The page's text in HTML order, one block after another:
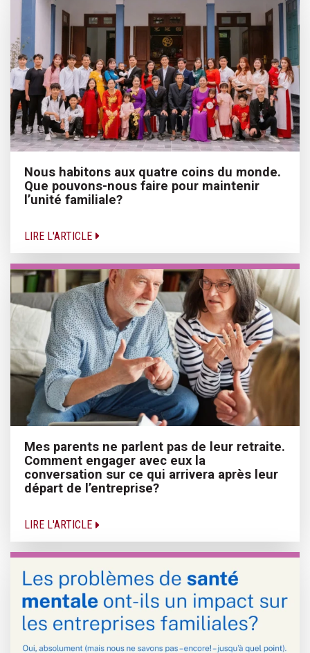
Nous habitons aux quatre coins du monde.
Que pouvons-nous faire pour maintenir
l’unité familiale?
LIRE L'ARTICLE
Mes parents ne parlent pas de leur retraite.
Comment engager avec eux la
conversation sur ce qui arrivera après leur
départ de l’entreprise?
LIRE L'ARTICLE